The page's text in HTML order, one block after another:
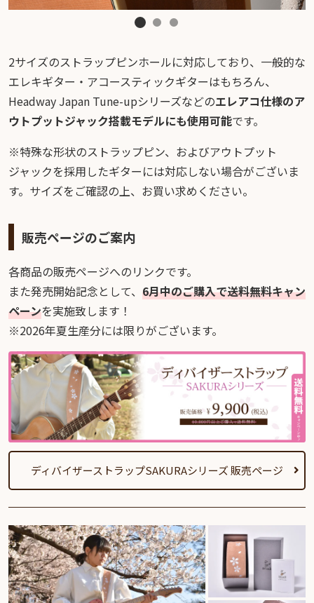
2サイズのストラップピンホールに対応しており、一般的な
エレキギター・アコースティックギターはもちろん、
Headway Japan Tune-upシリーズなどのエレアコ仕様のア
ウトプットジャック搭載モデルにも使用可能です。
※特殊な形状のストラップピン、およびアウトプット
ジャックを採用したギターには対応しない場合がございま
す。サイズをご確認の上、お買い求めください。
販売ページのご案内
各商品の販売ページへのリンクです。
また発売開始記念として、 6月中のご購入で送料無料キャン
ペーンを実施致します！
※2026年夏生産分には限りがございます。
ディバイザーストラップSAKURAシリーズ 販売ページ